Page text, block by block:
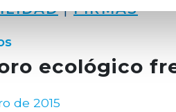
|FIRMAS
ecológico
de 2015